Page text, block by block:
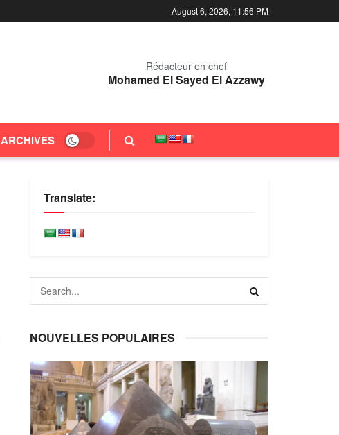
August 6, 2026, 11:56 PM
Rédacteur en chef
Mohamed El Sayed El Azzawy
ARCHIVES
Translate:
NOUVELLES POPULAIRES